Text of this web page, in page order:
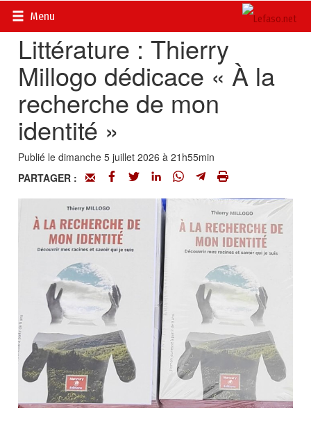
Menu
Accueil>
Littérature : Thierry
Millogo dédicace « À la
recherche de mon
identité »
Publié le dimanche 5 juillet 2026 à 21h55min
PARTAGER :